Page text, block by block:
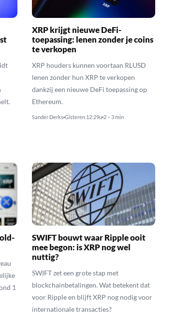
XRP krijgt nieuwe DeFi-
toepassing: lenen zonder je coins
te verkopen
XRP houders kunnen voortaan RLUSD
lenen zonder hun XRP te verkopen
dankzij een nieuwe DeFi toepassing op
Ethereum.
Sander Derks Gisteren 12:29u 2 – 3 min
1
SWIFT bouwt waar Ripple ooit
mee begon: is XRP nog wel
nuttig?
SWIFT zet een grote stap met
blockchainbetalingen. Wat betekent dat
voor Ripple en blijft XRP nog nodig voor
internationale transacties?